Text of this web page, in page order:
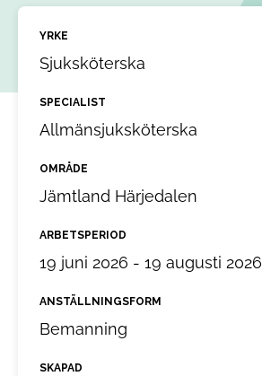
YRKE
Sjuksköterska
SPECIALIST
Allmänsjuksköterska
OMRÅDE
Jämtland Härjedalen
ARBETSPERIOD
19 juni 2026 - 19 augusti 2026
ANSTÄLLNINGSFORM
Bemanning
SKAPAD